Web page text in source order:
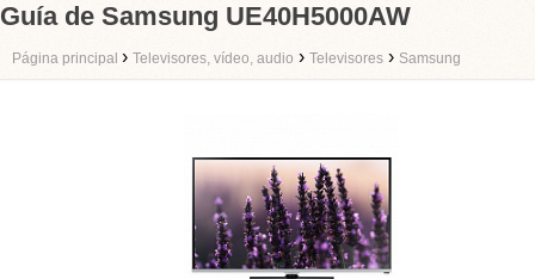
Guía de Samsung UE40H5000AW
Página principal › Televisores, vídeo, audio › Televisores › Samsung